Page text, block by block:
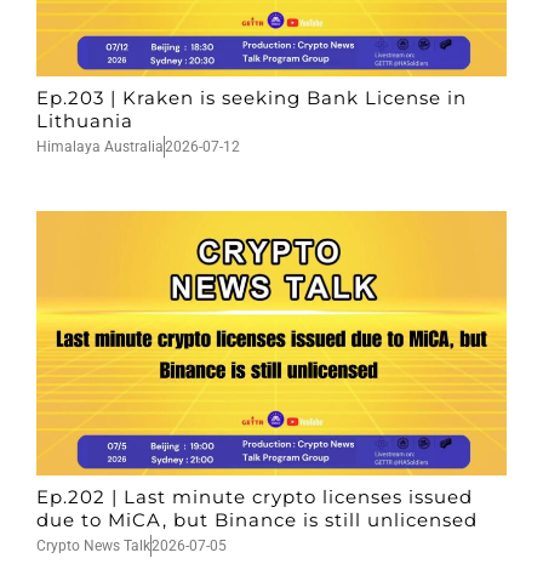
Ep.203 | Kraken is seeking Bank License in
Lithuania
Himalaya Australia2026-07-12
Ep.202 | Last minute crypto licenses issued
due to MiCA, but Binance is still unlicensed
Crypto News Talk2026-07-05